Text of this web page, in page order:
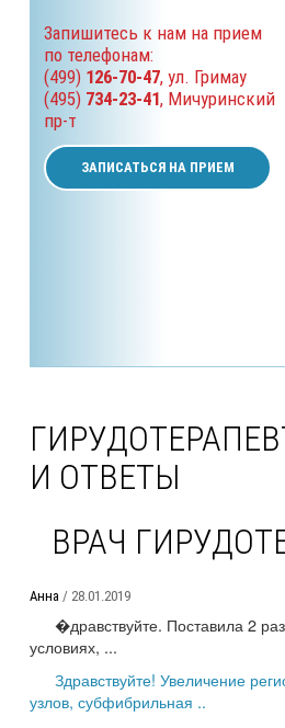
Запишитесь к нам на прием
по телефонам:
(499) 126-70-47, ул. Гримау
(495) 734-23-41, Мичуринский
пр-т
ЗАПИСАТЬСЯ НА ПРИЕМ
И ОТВЕТЫ
ВРАЧ
Анна / 28.01.2019
�дравствуйте. Поставила 2
условиях, ...
Здравствуйте! Увеличение
узлов, субфибрильная ..